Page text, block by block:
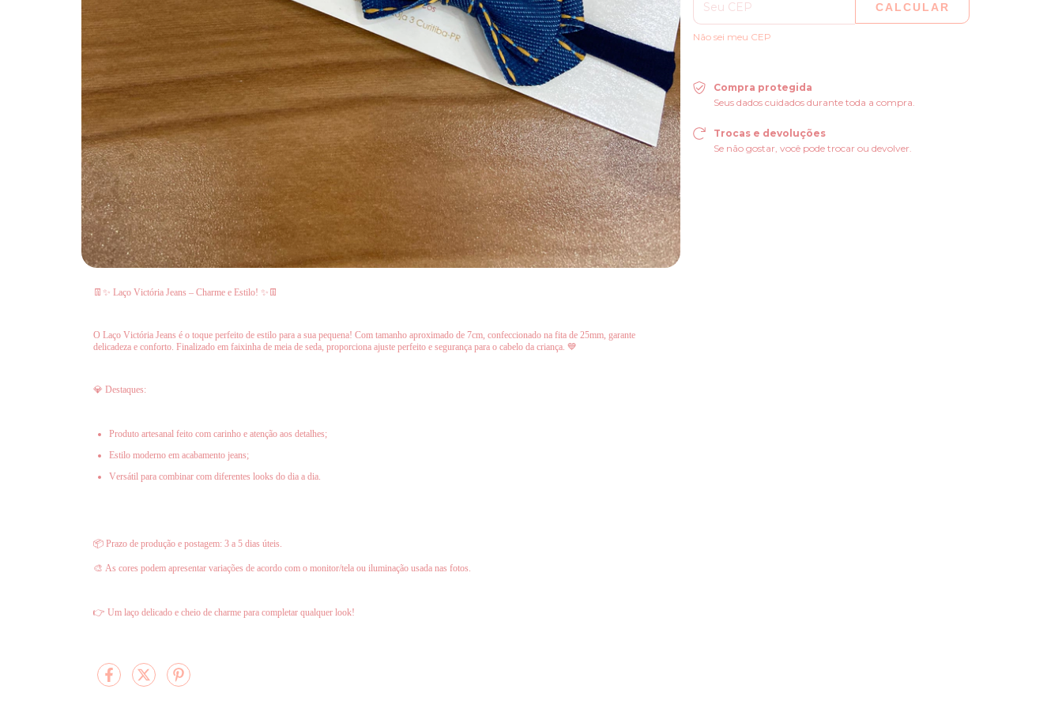
👖✨ Laço Victória Jeans – Charme e Estilo! ✨👖
O Laço Victória Jeans é o toque perfeito de estilo para a sua pequena! Com tamanho aproximado de 7cm, confeccionado na fita de 25mm, garante
delicadeza e conforto. Finalizado em faixinha de meia de seda, proporciona ajuste perfeito e segurança para o cabelo da criança. 💙
💎 Destaques:
Produto artesanal feito com carinho e atenção aos detalhes;
Estilo moderno em acabamento jeans;
Versátil para combinar com diferentes looks do dia a dia.
📦 Prazo de produção e postagem: 3 a 5 dias úteis.
🎨 As cores podem apresentar variações de acordo com o monitor/tela ou iluminação usada nas fotos.
👉 Um laço delicado e cheio de charme para completar qualquer look!
CALCULAR
Não sei meu CEP
Compra protegida
Seus dados cuidados durante toda a compra.
Trocas e devoluções
Se não gostar, você pode trocar ou devolver.